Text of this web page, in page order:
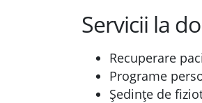
Servicii la
Recuperare
Programe
Ședințe de